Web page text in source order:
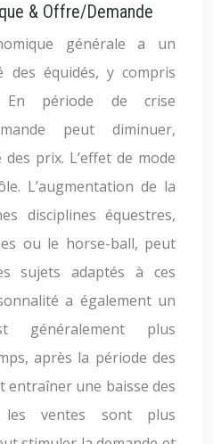
& Offre/Demande
générale a un
des équidés, y compris
En période de crise
peut diminuer,
prix. L’effet de mode
L’augmentation de la
disciplines équestres,
ou le horse-ball, peut
sujets adaptés à ces
a également un
généralement plus
après la période des
entraîner une baisse des
les ventes sont plus